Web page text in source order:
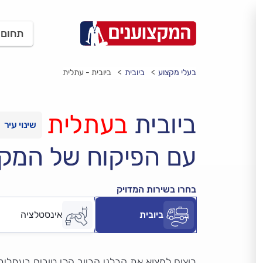
בעלי מקצוע ביובית ביובית - עתלית
ביובית בעתלית
עם הפיקוח של
בחרו בשירות המדויק
ביובית אינסטלציה